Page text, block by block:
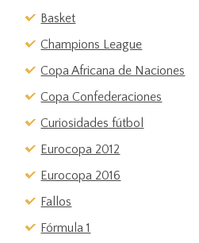
Basket
Champions League
Copa Africana de Naciones
Copa Confederaciones
Curiosidades fútbol
Eurocopa 2012
Eurocopa 2016
Fallos
Fórmula 1